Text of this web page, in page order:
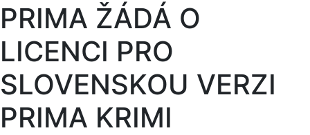
PRIMA ŽÁDÁ O
LICENCI PRO
SLOVENSKOU VERZI
PRIMA KRIMI